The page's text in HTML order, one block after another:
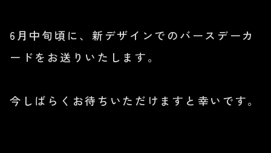
6月中旬頃に、新デザインでのバースデーカ
ードをお送りいたします。
今しばらくお待ちいただけますと幸いです。